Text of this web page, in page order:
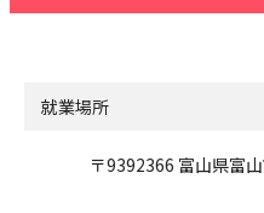
就業場所
〒9392366 富山県富